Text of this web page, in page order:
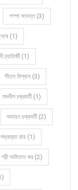
শম্পা সামন্ত (3)
(1)
চ্যাটার্জী (1)
শীতল বিশ্বাস (3)
শুভদীপ চক্রবর্তী (1)
শুভায়ন চক্রবর্তী (2)
শুভ্রব্রত রায় (1)
শ্রী অমিতাভ কর (2)